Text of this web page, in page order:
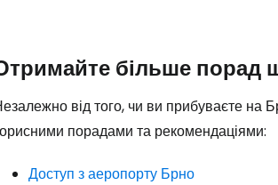
більше порад
від того, чи ви прибуваєте на
порадами та рекомендаціями:
Доступ з аеропорту Брно